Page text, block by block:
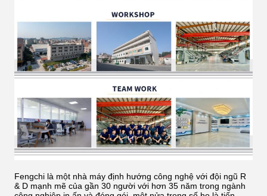
Fengchi là một nhà máy định hướng công nghệ với đội ngũ R
& D mạnh mẽ của gần 30 người với hơn 35 năm trong ngành